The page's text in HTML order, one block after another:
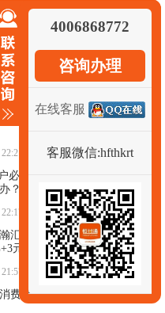
使用提额更快？
提额秘籍宝典
必看！POS机出现故
？怎样解决
汇通发公告费率调
元每笔
费贷70亿！30人被
4006868772
咨询办理
在线客服
客服微信:hfthkrt